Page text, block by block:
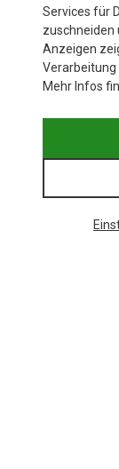
Services für
zuschneiden
Anzeigen
Verarbeitung
Mehr Infos